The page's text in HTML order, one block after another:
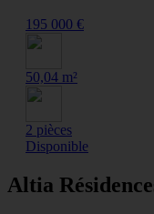
195 000 €
50,04 m²
2 pièces
Disponible
Altia